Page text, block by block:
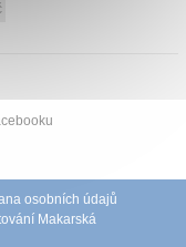
osobních údajů
Makarská